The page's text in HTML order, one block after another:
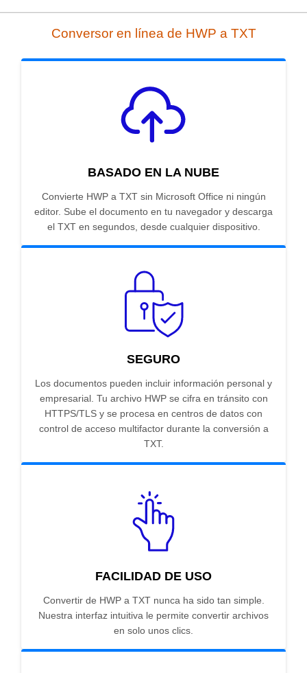
Conversor en línea de HWP a TXT
BASADO EN LA NUBE
Convierte HWP a TXT sin Microsoft Office ni ningún
editor. Sube el documento en tu navegador y descarga
el TXT en segundos, desde cualquier dispositivo.
SEGURO
Los documentos pueden incluir información personal y
empresarial. Tu archivo HWP se cifra en tránsito con
HTTPS/TLS y se procesa en centros de datos con
control de acceso multifactor durante la conversión a
TXT.
FACILIDAD DE USO
Convertir de HWP a TXT nunca ha sido tan simple.
Nuestra interfaz intuitiva le permite convertir archivos
en solo unos clics.